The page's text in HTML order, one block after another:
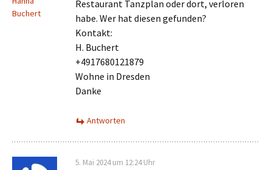
Buchert
Restaurant Tanzplan oder dort, verloren
habe. Wer hat diesen gefunden?
Kontakt:
H. Buchert
+4917680121879
Wohne in Dresden
Danke
Antworten
5. Mai 2024 um 12:24 Uhr